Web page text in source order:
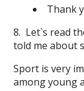
Thank
8. Let`s read
told me about
Sport is very
among young